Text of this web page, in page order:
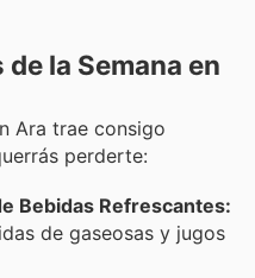
la Semana en
Ara trae consigo
perderte:
Bebidas Refrescantes:
de gaseosas y jugos